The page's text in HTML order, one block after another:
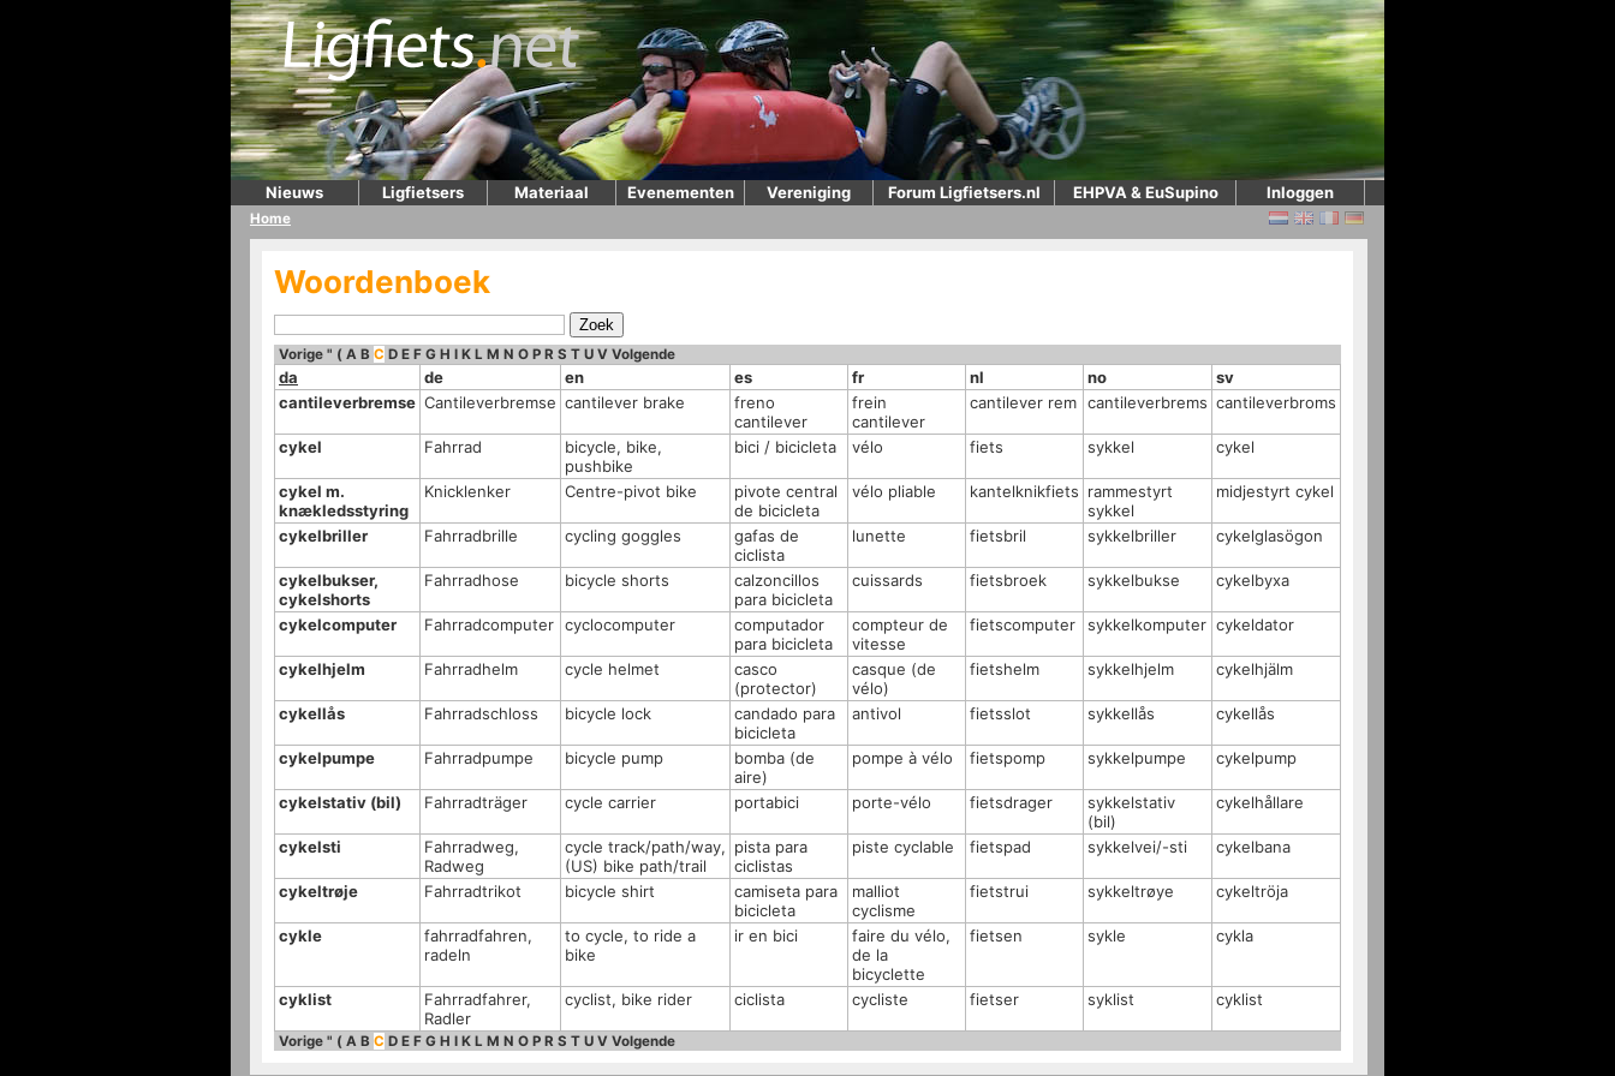
Nieuws Ligfietsers Materiaal Evenementen Vereniging Forum Ligfietsers.nl EHPVA & EuSupino Inloggen
Home
Woordenboek
Vorige " ( A B C D E F G H I K L M N O P R S T U V Volgende
da de en es fr nl no
sv
cantileverbremse Cantileverbremse cantilever brake
freno
cantilever
frein
cantilever
cantilever rem cantileverbrems cantileverbroms
cykel Fahrrad
bicycle, bike,
pushbike
bici / bicicleta vélo fiets sykkel cykel
cykel m.
knækledsstyring
Knicklenker Centre-pivot bike
pivote central
de bicicleta
vélo pliable kantelknikfiets rammestyrt
sykkel
midjestyrt cykel
cykelbriller Fahrradbrille cycling goggles
gafas de
ciclista
lunette fietsbril sykkelbriller cykelglasögon
cykelbukser,
cykelshorts
Fahrradhose bicycle shorts
calzoncillos
para bicicleta
cuissards fietsbroek sykkelbukse cykelbyxa
cykelcomputer Fahrradcomputer cyclocomputer
computador
para bicicleta
compteur de
vitesse
fietscomputer sykkelkomputer cykeldator
cykelhjelm Fahrradhelm cycle helmet
casco
(protector)
casque (de
vélo)
fietshelm sykkelhjelm cykelhjälm
cykellås Fahrradschloss bicycle lock
candado para
bicicleta
antivol fietsslot sykkellås cykellås
cykelpumpe Fahrradpumpe bicycle pump
bomba (de
aire)
pompe à vélo fietspomp sykkelpumpe cykelpump
cykelstativ (bil) Fahrradträger cycle carrier portabici porte-vélo fietsdrager
sykkelstativ
(bil)
cykelhållare
cykelsti
Fahrradweg,
Radweg
cycle track/path/way,
(US) bike path/trail
pista para
ciclistas
piste cyclable fietspad sykkelvei/-sti cykelbana
cykeltrøje Fahrradtrikot bicycle shirt
camiseta para
bicicleta
malliot
cyclisme
fietstrui sykkeltrøye cykeltröja
cykle
fahrradfahren,
radeln
to cycle, to ride a
bike
ir en bici
faire du vélo,
de la
bicyclette
fietsen sykle cykla
cyklist
Fahrradfahrer,
Radler
cyclist, bike rider ciclista cycliste fietser syklist cyklist
Vorige " ( A B C D E F G H I K L M N O P R S T U V Volgende